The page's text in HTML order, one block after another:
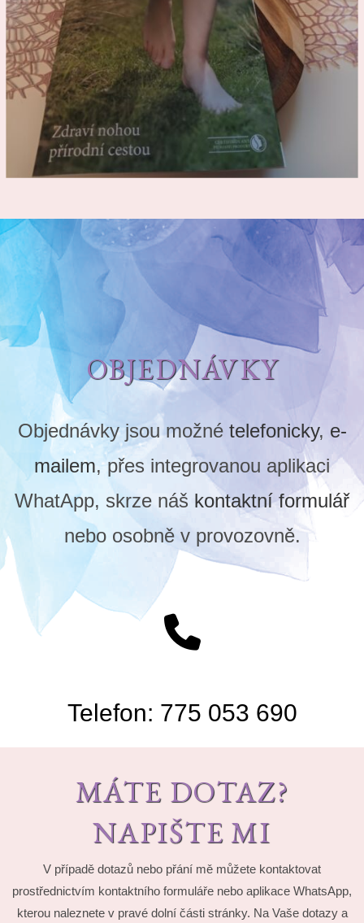
OBJEDNÁVKY
Objednávky jsou možné telefonicky, e-
mailem, přes integrovanou aplikaci
WhatApp, skrze náš kontaktní formulář
nebo osobně v provozovně.
Telefon: 775 053 690
MÁTE DOTAZ?
NAPIŠTE MI
V případě dotazů nebo přání mě můžete kontaktovat
prostřednictvím kontaktního formuláře nebo aplikace WhatsApp,
kterou naleznete v pravé dolní části stránky. Na Vaše dotazy a